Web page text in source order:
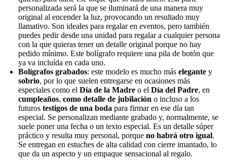
personalizada será la que se iluminará de una manera muy
original al encender la luz, provocando un resultado muy
llamativo. Son ideales para regalar en eventos, pero también
puedes pedir desde una unidad para regalar a cualquier persona
con la que quieras tener un detalle original porque no hay
pedido mínimo. Este bolígrafo requiere una pila de botón que
ya va incluída en cada uno.
Bolígrafos grabados: este modelo es mucho más elegante y
sobrio, por lo que suelen entregarse en ocasiones más
especiales como el Día de la Madre o el Día del Padre, en
cumpleaños, como detalle de jubilación o incluso a los
futuros testigos de una boda para firmar en ese día tan
especial. Se personalizan mediante grabado y, normalmente, se
suele poner una fecha o un texto especial. Es un detalle súper
práctico y resulta muy personal, porque no habrá otro igual.
Se entregan en estuches de alta calidad con cierre imantado, lo
que da un aspecto y un empaque sensacional al regalo.